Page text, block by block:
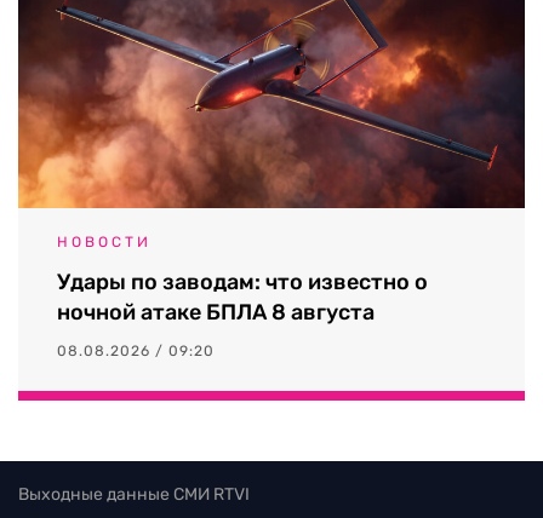
НОВОСТИ
Удары по заводам: что известно о
ночной атаке БПЛА 8 августа
08.08.2026 / 09:20
Выходные данные СМИ RTVI